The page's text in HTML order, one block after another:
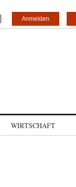
Anmelden
WIRTSCHAFT